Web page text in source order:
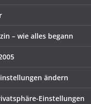
– wie alles begann
ändern
Einstellungen